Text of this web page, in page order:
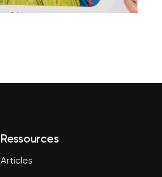
Ressources
Articles